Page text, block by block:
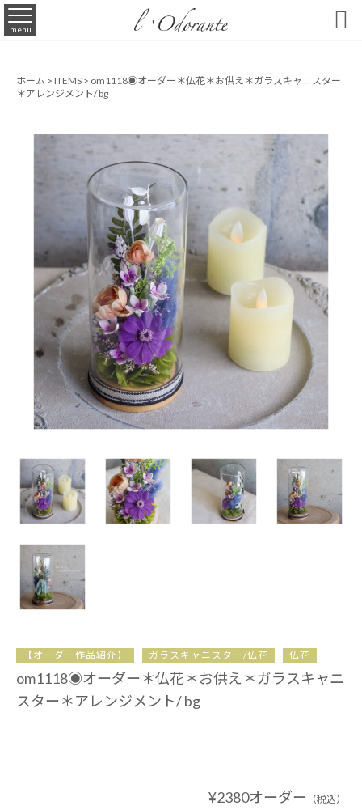
menu 
ホーム > ITEMS > om1118◉オーダー＊仏花＊お供え＊ガラスキャニスター
＊アレンジメント/ bg
【オーダー作品紹介】 ガラスキャニスター/仏花 仏花
om1118◉オーダー＊仏花＊お供え＊ガラスキャニ
スター＊アレンジメント/ bg
¥2380オーダー （税込）